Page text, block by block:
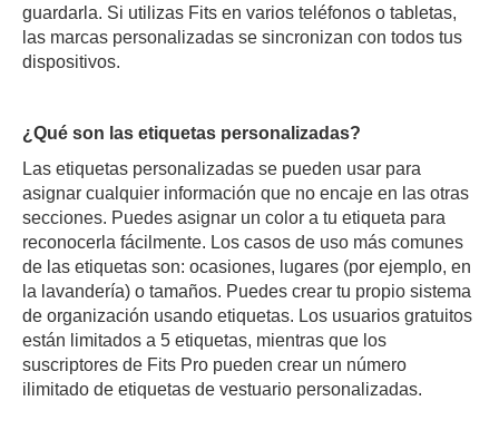
guardarla. Si utilizas Fits en varios teléfonos o tabletas,
las marcas personalizadas se sincronizan con todos tus
dispositivos.
¿Qué son las etiquetas personalizadas?
Las etiquetas personalizadas se pueden usar para
asignar cualquier información que no encaje en las otras
secciones. Puedes asignar un color a tu etiqueta para
reconocerla fácilmente. Los casos de uso más comunes
de las etiquetas son: ocasiones, lugares (por ejemplo, en
la lavandería) o tamaños. Puedes crear tu propio sistema
de organización usando etiquetas. Los usuarios gratuitos
están limitados a 5 etiquetas, mientras que los
suscriptores de Fits Pro pueden crear un número
ilimitado de etiquetas de vestuario personalizadas.